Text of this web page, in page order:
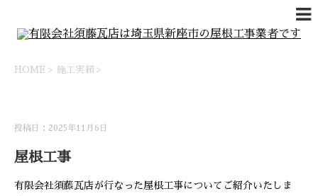
HOME > 施工実績 >
投稿日：2025年11月6日
屋根工事
有限会社須藤瓦店が行なった屋根工事についてご紹介いたしま